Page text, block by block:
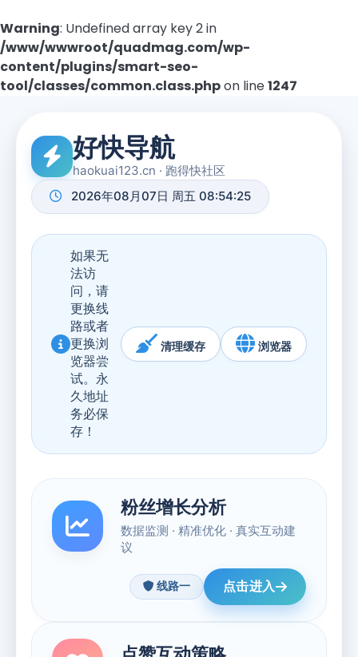
Warning: Undefined array key 2 in
/www/wwwroot/quadmag.com/wp-
content/plugins/smart-seo-
tool/classes/common.class.phpon line1247